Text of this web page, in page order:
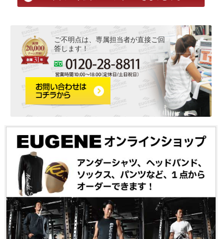
ご不明点は、専属担当者が直接ご回
答します！